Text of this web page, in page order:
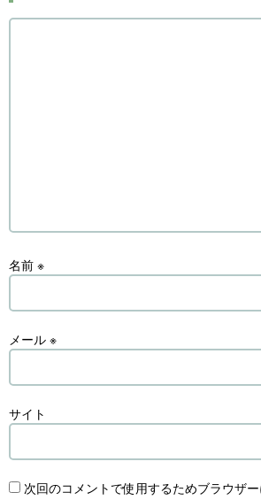
名前 ※
メール ※
サイト
次回のコメントで使用するためブラウザ